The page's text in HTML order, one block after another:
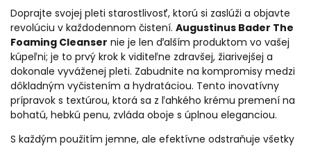
Doprajte svojej pleti starostlivosť, ktorú si zaslúži a objavte
revolúciu v každodennom čistení. Augustinus Bader The
Foaming Cleanser nie je len ďalším produktom vo vašej
kúpeľni; je to prvý krok k viditeľne zdravšej, žiarivejšej a
dokonale vyváženej pleti. Zabudnite na kompromisy medzi
dôkladným vyčistením a hydratáciou. Tento inovatívny
prípravok s textúrou, ktorá sa z ľahkého krému premení na
bohatú, hebkú penu, zvláda oboje s úplnou eleganciou.
S každým použitím jemne, ale efektívne odstraňuje všetky